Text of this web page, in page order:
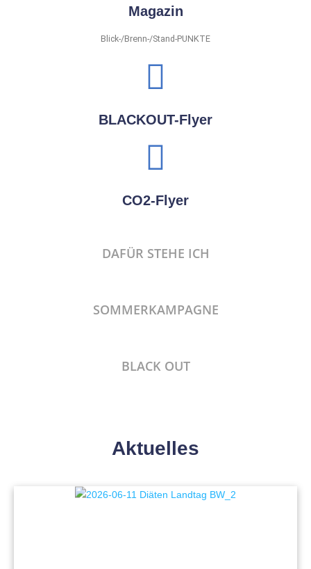
Magazin
Blick-/Brenn-/Stand-PUNKTE
BLACKOUT-Flyer
CO2-Flyer
DAFÜR STEHE ICH
SOMMERKAMPAGNE
BLACK OUT
Aktuelles